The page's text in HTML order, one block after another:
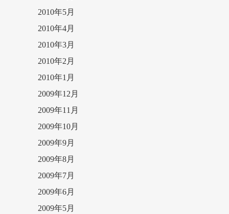
2010年5月
2010年4月
2010年3月
2010年2月
2010年1月
2009年12月
2009年11月
2009年10月
2009年9月
2009年8月
2009年7月
2009年6月
2009年5月